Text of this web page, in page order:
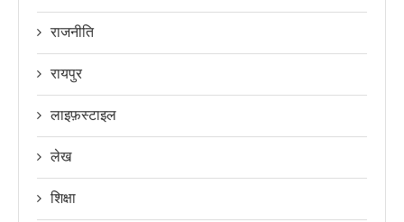
राजनीति
रायपुर
लाइफ़स्टाइल
लेख
शिक्षा